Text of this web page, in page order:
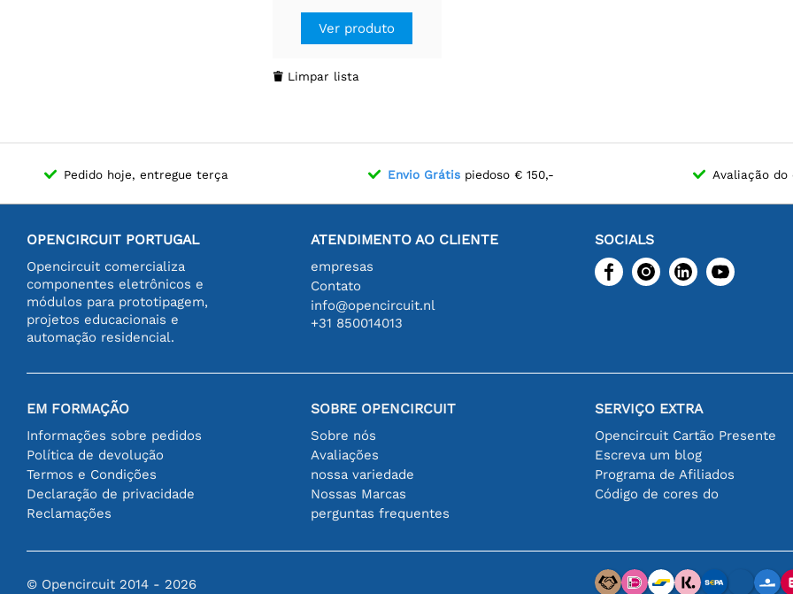
Barométrica / Altitude /
Temperatura
Ver produto
 Limpar lista
Pedido hoje, entregue terça Envio Grátispiedoso € 150,- Avaliação
OPENCIRCUIT PORTUGAL
Opencircuit comercializa
componentes eletrônicos e
módulos para prototipagem,
projetos educacionais e
automação residencial.
ATENDIMENTO AO CLIENTE
empresas
Contato
info@opencircuit.nl
+31 850014013
SOCIALS
EM FORMAÇÃO
Informações sobre pedidos
Política de devolução
Termos e Condições
Declaração de privacidade
Reclamações
SOBRE OPENCIRCUIT
Sobre nós
Avaliações
nossa variedade
Nossas Marcas
perguntas frequentes
SERVIÇO EXTRA
Opencircuit Cartão Presente
Escreva um blog
Programa de Afiliados
Código de cores do
© Opencircuit 2014 - 2026